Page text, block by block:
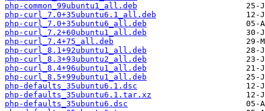
php-common_99ubuntu1_all.deb
php-curl_7.0+35ubuntu6.1_all.deb
php-curl_7.0+35ubuntu6_all.deb
php-curl_7.2+60ubuntu1_all.deb
php-curl_7.4+75_all.deb
php-curl_8.1+92ubuntu1_all.deb
php-curl_8.3+93ubuntu2_all.deb
php-curl_8.4+96ubuntu1_all.deb
php-curl_8.5+99ubuntu1_all.deb
php-defaults_35ubuntu6.1.dsc
php-defaults_35ubuntu6.1.tar.xz
php-defaults_35ubuntu6.dsc